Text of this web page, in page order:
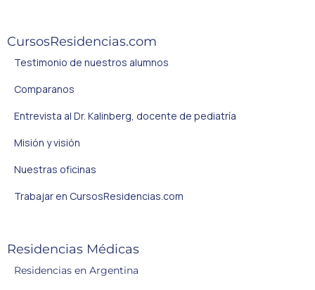
CursosResidencias.com
Testimonio de nuestros alumnos
Comparanos
Entrevista al Dr. Kalinberg, docente de pediatría
Misión y visión
Nuestras oficinas
Trabajar en CursosResidencias.com
Residencias Médicas
Residencias en Argentina